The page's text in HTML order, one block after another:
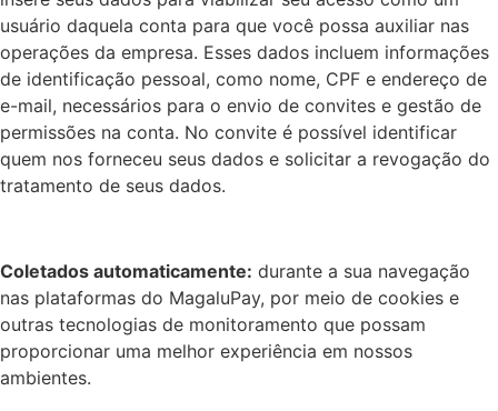
usuário daquela conta para que você possa auxiliar nas
operações da empresa. Esses dados incluem informações
de identificação pessoal, como nome, CPF e endereço de
e-mail, necessários para o envio de convites e gestão de
permissões na conta. No convite é possível identificar
quem nos forneceu seus dados e solicitar a revogação do
tratamento de seus dados.
Coletados automaticamente: durante a sua navegação
nas plataformas do MagaluPay, por meio de cookies e
outras tecnologias de monitoramento que possam
proporcionar uma melhor experiência em nossos
ambientes.